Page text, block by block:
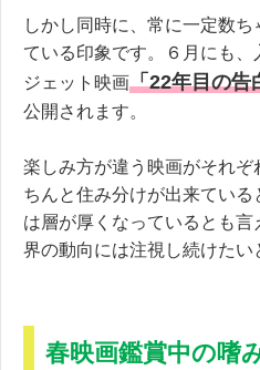
しかし同時に、常に一定数
ている印象です。６月にも
ジェット映画「22年目の
公開されます。
楽しみ方が違う映画がそれぞ
ちんと住み分けが出来てい
は層が厚くなっているとも
界の動向には注視し続けたい
春映画鑑賞中の嗜